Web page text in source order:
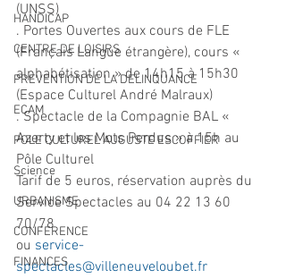
HANDICAP
CENTRE DE LOISIRS
PREVENTION DE LA DELINQUANCE
ECAM
POLE CULTUREL AUGUSTE ESCOFFIER
Science
URBANISME
CONFERENCE
FINANCES
(UNSS)
. Portes Ouvertes aux cours de FLE
(Français Langue étrangère), cours «
alphabétisation » de 14h15 à 15h30
(Espace Culturel André Malraux)
. Spectacle de la Compagnie BAL «
Azerty et les Mots Perdus » à 15h au
Pôle Culturel
Tarif de 5 euros, réservation auprès du
Service Spectacles au 04 22 13 60
70/78
ou service-
spectacles@villeneuveloubet.fr